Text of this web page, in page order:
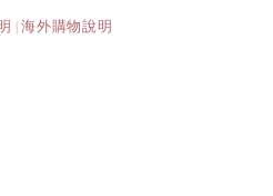
|海外購物說明